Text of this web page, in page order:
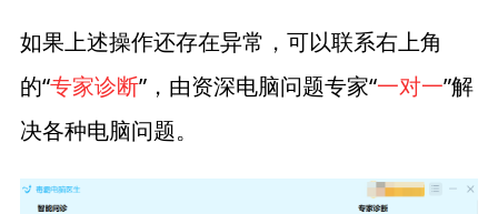
如果上述操作还存在异常，可以联系右上角
的“专家诊断”，由资深电脑问题专家“一对一”解
决各种电脑问题。